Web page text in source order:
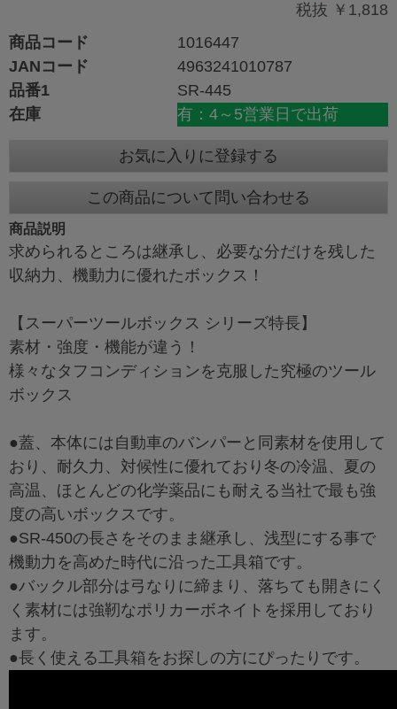
税抜 ￥1,818
商品コード
1016447
JANコード
4963241010787
品番1
SR-445
在庫
有：4～5営業日で出荷
お気に入りに登録する
この商品について問い合わせる
商品説明
求められるところは継承し、必要な分だけを残した
収納力、機動力に優れたボックス！
【スーパーツールボックス シリーズ特長】
素材・強度・機能が違う！
様々なタフコンディションを克服した究極のツール
ボックス
●蓋、本体には自動車のバンパーと同素材を使用して
おり、耐久力、対候性に優れており冬の冷温、夏の
高温、ほとんどの化学薬品にも耐える当社で最も強
度の高いボックスです。
●SR-450の長さをそのまま継承し、浅型にする事で
機動力を高めた時代に沿った工具箱です。
●バックル部分は弓なりに締まり、落ちても開きにく
く素材には強靭なポリカーボネイトを採用しており
ます。
●長く使える工具箱をお探しの方にぴったりです。